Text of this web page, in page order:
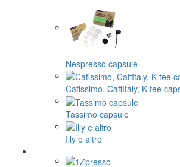
Nespresso capsule
Cafissimo, Caffitaly, K-fee
Tassimo capsule
Illy e altro